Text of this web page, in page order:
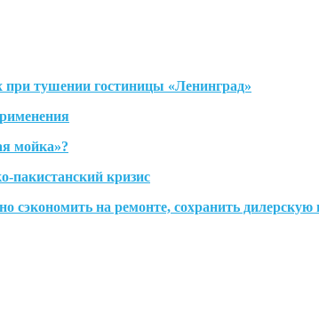
тушении гостиницы «Ленинград»
мойка»?
пакистанский кризис
сэкономить на ремонте, сохранить